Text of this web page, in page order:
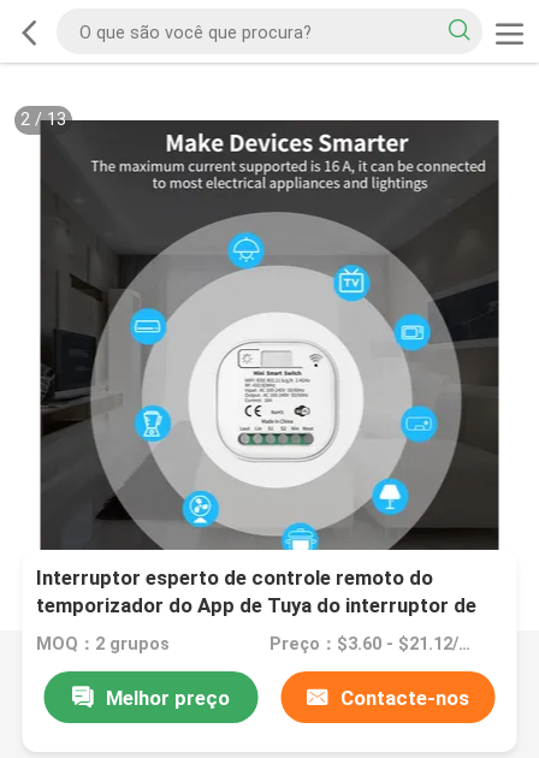
2/13
Interruptor esperto de controle remoto do
temporizador do App de Tuya do interruptor de
SIXWGH 16A WIFI
MOQ：2 grupos Preço：$3.60 - $21.12/sets
Melhor preço Contacte-nos